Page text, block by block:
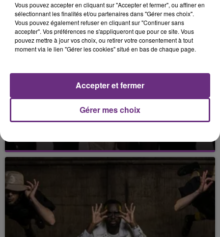
LA SÉRIE FRIENDS A LE DROIT À SON JEU
C'est une nouvelle qui fait plaisir aux fans de la
série.
Vous pouvez accepter en cliquant sur "Accepter et fermer", ou affiner en
sélectionnant les finalités et/ou partenaires dans "Gérer mes choix".
Vous pouvez également refuser en cliquant sur "Continuer sans
accepter". Vos préférences ne s'appliqueront que pour ce site. Vous
pouvez mettre à jour vos choix, ou retirer votre consentement à tout
moment via le lien "Gérer les cookies" situé en bas de chaque page.
Gérer mes choix
Accepter et fermer